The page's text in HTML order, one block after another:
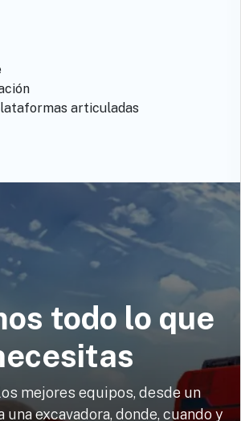
articuladas
todo lo que
mejores equipos, desde un
excavadora, donde, cuando y